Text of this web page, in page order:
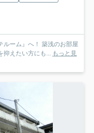
ルーム』へ！ 築浅のお部屋
抑えたい方にも... もっと見